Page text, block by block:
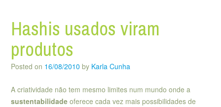
Hashis usados viram
produtos
Posted on 16/08/2010 by Karla Cunha
A criatividade não tem mesmo limites num mundo onde a
sustentabilidade oferece cada vez mais possibilidades de